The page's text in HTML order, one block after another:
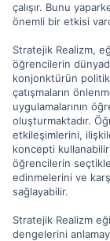
çalışır. Bunu
önemli bir etkisi
Stratejik Realizm,
öğrencilerin
konjonktürün politik
çatışmaların
uygulamalarının
oluşturmaktadır.
etkileşimlerini,
koncepti
öğrencilerin
edinmelerini ve
sağlayabilir.
Stratejik Realizm
dengelerini